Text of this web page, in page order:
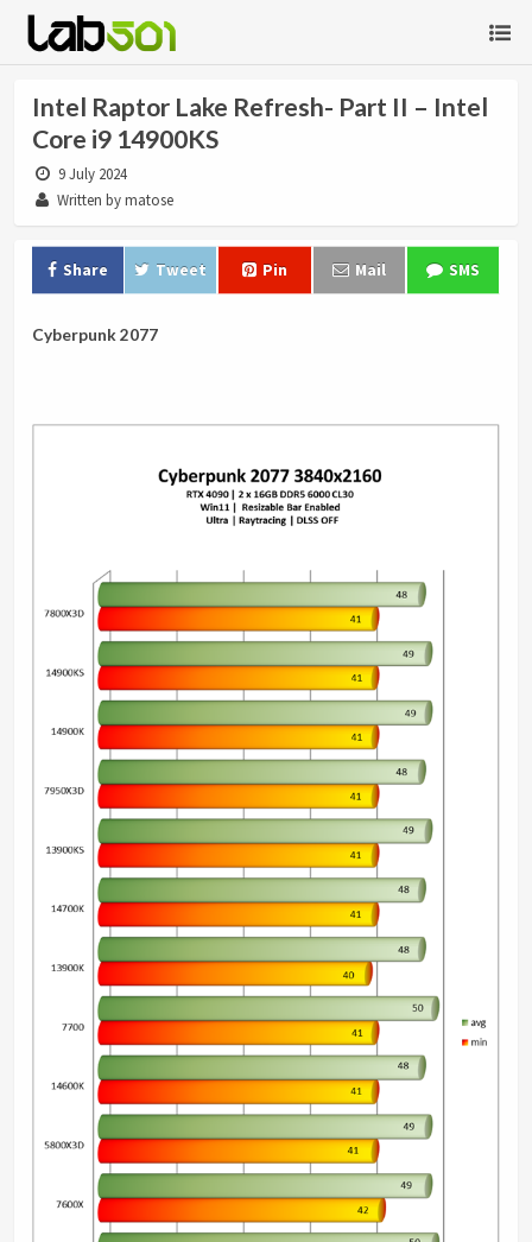
Intel Raptor Lake Refresh- Part II – Intel
Core i9 14900KS
9 July 2024
Written by matose
Share Tweet Pin Mail SMS
Cyberpunk 2077